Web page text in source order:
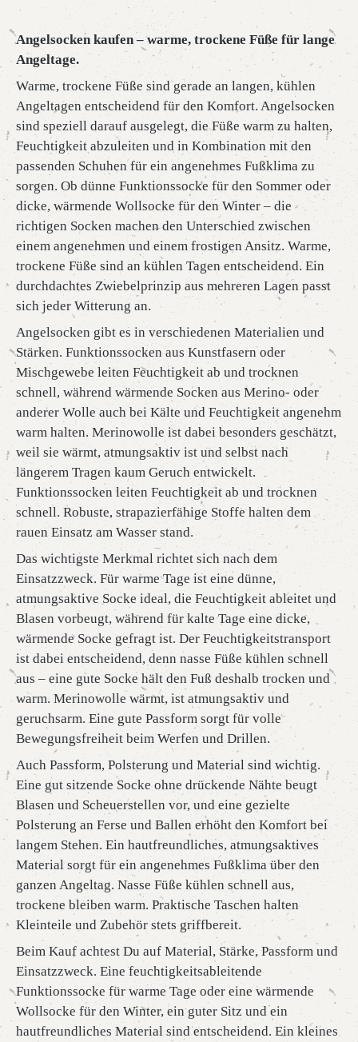
Angelsocken kaufen – warme, trockene Füße für lange
Angeltage.
Warme, trockene Füße sind gerade an langen, kühlen
Angeltagen entscheidend für den Komfort. Angelsocken
sind speziell darauf ausgelegt, die Füße warm zu halten,
Feuchtigkeit abzuleiten und in Kombination mit den
passenden Schuhen für ein angenehmes Fußklima zu
sorgen. Ob dünne Funktionssocke für den Sommer oder
dicke, wärmende Wollsocke für den Winter – die
richtigen Socken machen den Unterschied zwischen
einem angenehmen und einem frostigen Ansitz. Warme,
trockene Füße sind an kühlen Tagen entscheidend. Ein
durchdachtes Zwiebelprinzip aus mehreren Lagen passt
sich jeder Witterung an.
Angelsocken gibt es in verschiedenen Materialien und
Stärken. Funktionssocken aus Kunstfasern oder
Mischgewebe leiten Feuchtigkeit ab und trocknen
schnell, während wärmende Socken aus Merino- oder
anderer Wolle auch bei Kälte und Feuchtigkeit angenehm
warm halten. Merinowolle ist dabei besonders geschätzt,
weil sie wärmt, atmungsaktiv ist und selbst nach
längerem Tragen kaum Geruch entwickelt.
Funktionssocken leiten Feuchtigkeit ab und trocknen
schnell. Robuste, strapazierfähige Stoffe halten dem
rauen Einsatz am Wasser stand.
Das wichtigste Merkmal richtet sich nach dem
Einsatzzweck. Für warme Tage ist eine dünne,
atmungsaktive Socke ideal, die Feuchtigkeit ableitet und
Blasen vorbeugt, während für kalte Tage eine dicke,
wärmende Socke gefragt ist. Der Feuchtigkeitstransport
ist dabei entscheidend, denn nasse Füße kühlen schnell
aus – eine gute Socke hält den Fuß deshalb trocken und
warm. Merinowolle wärmt, ist atmungsaktiv und
geruchsarm. Eine gute Passform sorgt für volle
Bewegungsfreiheit beim Werfen und Drillen.
Auch Passform, Polsterung und Material sind wichtig.
Eine gut sitzende Socke ohne drückende Nähte beugt
Blasen und Scheuerstellen vor, und eine gezielte
Polsterung an Ferse und Ballen erhöht den Komfort bei
langem Stehen. Ein hautfreundliches, atmungsaktives
Material sorgt für ein angenehmes Fußklima über den
ganzen Angeltag. Nasse Füße kühlen schnell aus,
trockene bleiben warm. Praktische Taschen halten
Kleinteile und Zubehör stets griffbereit.
Beim Kauf achtest Du auf Material, Stärke, Passform und
Einsatzzweck. Eine feuchtigkeitsableitende
Funktionssocke für warme Tage oder eine wärmende
Wollsocke für den Winter, ein guter Sitz und ein
hautfreundliches Material sind entscheidend. Ein kleines